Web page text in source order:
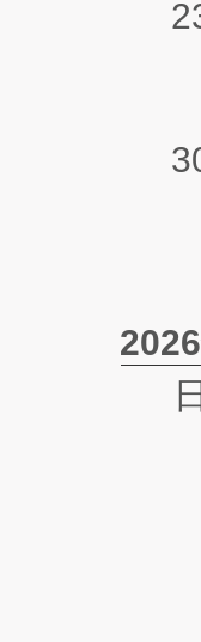
日